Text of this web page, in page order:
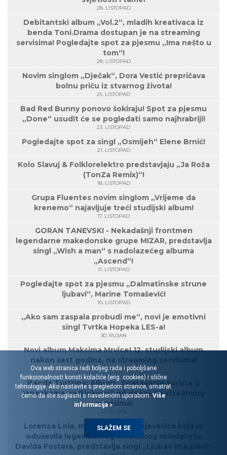
28. LISTOPAD
Debitantski album „Vol.2“, mladih kreativaca iz
benda Toni.Drama dostupan je na streaming
servisima! Pogledajte spot za pjesmu „Ima nešto u
tom“!
28. LISTOPAD
Novim singlom „Dječak“, Dora Vestić prepričava
bolnu priču iz stvarnog života!
25. LISTOPAD
Bad Red Bunny ponovo šokiraju! Spot za pjesmu
„Done“ usudit će se pogledati samo najhrabriji!
23. LISTOPAD
Pogledajte spot za singl „Osmijeh“ Elene Brnić!
21. LISTOPAD
Kolo Slavuj & Folklorelektro predstavjaju „Ja Roža
(TonZa Remix)“!
18. LISTOPAD
Grupa Fluentes novim singlom „Vrijeme da
krenemo“ najavljuje treći studijski album!
17. LISTOPAD
GORAN TANEVSKI - Nekadašnji frontmen
legendarne makedonske grupe MIZAR, predstavlja
singl „Wish a man“ s nadolazećeg albuma
„Ascend“!
11. LISTOPAD
Pogledajte spot za pjesmu „Dalmatinske strune
ljubavi“, Marine Tomašević!
10. LISTOPAD
„Ako sam zaspala probudi me“, novi je emotivni
singl Tvrtka Hopeka LES-a!
30. RUJAN
Novi album Maksima Mrvice! 12. studijski album
nakon šest godina, na streaming servisima!
27. RUJAN
Banda Turizma: Album „Spašavanje turista u
japankama na Biokovu“ od danas na streaming
servisima!
27. RUJAN
Lorenza Lola, mlada rovinjska pjevačica koja je
oduševila legendarnog američkog skladatelja
Davida Fostera, predstavlja singl „Ljubav ima plan!“
Ova web stranica radi boljeg rada i poboljšane
funkcionalnosti koristi kolačiće (eng. cookies) i slične
tehnologije. Ako nastavite s pregledom stranice, smatrat
ćemo da ste suglasni s navedenom uporabom. Više
informacija »
SLAŽEM SE